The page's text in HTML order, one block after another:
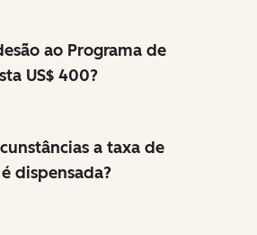
ao Programa de
US$ 400?
a taxa de
dispensada?